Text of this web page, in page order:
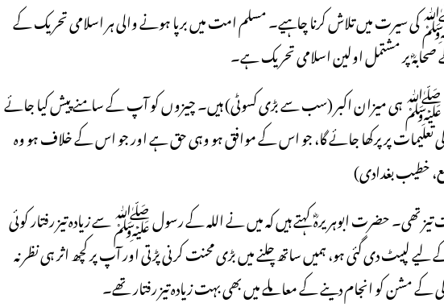
میں تلاش کرنا چاہیے۔ مسلم امت میں برپا ہونے والی ہر اسلامی تحریک کے
پر مشتمل اولین اسلامی تحریک ہے۔
ﷺ ہی میزان اکبر (سب سے بڑی کسوٹی) ہیں۔ چیزوں کو آپ کے سامنے پیش کیا جائے
پر پرکھا جائے گا، جو اس کے موافق ہو وہی حق ہے اور جو اس کے خلاف ہو وہ
خطیب بغدادی)
تھی۔ حضرت ابوہریرہؓ کہتے ہیں کہ میں نے اللہ کے رسول ﷺ سے زیادہ تیز رفتار کوئی
لیے لپیٹ دی گئی ہو، ہمیں ساتھ چلنے میں بڑی محنت کرنی پڑتی اور آپ پر کچھ اثر ہی نظر نہ
مشن کو انجام دینے کے معاملے میں بھی بہت زیادہ تیز رفتار تھے۔